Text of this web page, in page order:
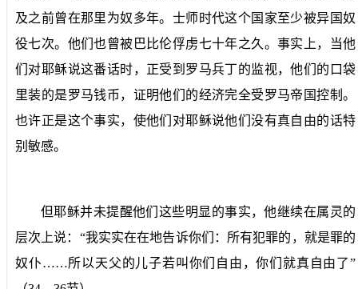
及之前曾在那里为奴多年。士师时代这个国家至少被异国奴
役七次。他们也曾被巴比伦俘虏七十年之久。事实上，当他
们对耶稣说这番话时，正受到罗马兵丁的监视，他们的口袋
里装的是罗马钱币，证明他们的经济完全受罗马帝国控制。
也许正是这个事实，使他们对耶稣说他们没有真自由的话特
别敏感。
但耶稣并未提醒他们这些明显的事实，他继续在属灵的
层次上说：“我实实在在地告诉你们：所有犯罪的，就是罪的
奴仆……所以天父的儿子若叫你们自由，你们就真自由了”